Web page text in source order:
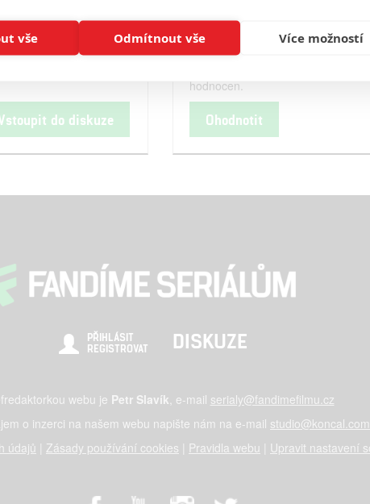
do diskuze
Hodnocení
hodnocen.
Ohodnotit
PŘIHLÁSIT
REGISTROVAT
DISKUZE
webu je Petr Slavík, e-mail serialy@fandimefilmu.cz
o inzerci na našem webu napište nám na e-mail studio@koncal.com
údajů
Zásady používání cookies Pravidla webu Upravit nastavení
vše Odmítnout vše Více možností